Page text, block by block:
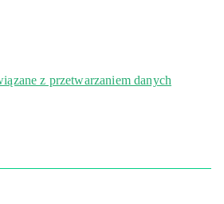
z przetwarzaniem danych